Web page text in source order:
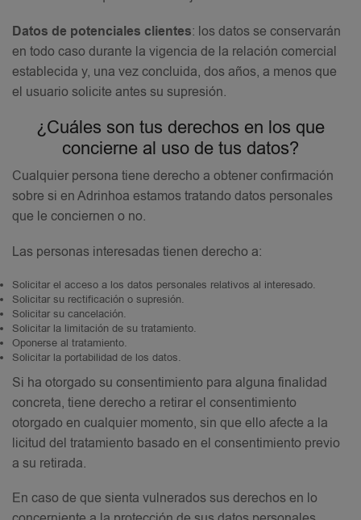
Datos de potenciales clientes: los datos se conservarán
en todo caso durante la vigencia de la relación comercial
establecida y, una vez concluida, dos años, a menos que
el usuario solicite antes su supresión.
¿Cuáles son tus derechos en los que
concierne al uso de tus datos?
Cualquier persona tiene derecho a obtener confirmación
sobre si en Adrinhoa estamos tratando datos personales
que le conciernen o no.
Las personas interesadas tienen derecho a:
Solicitar el acceso a los datos personales relativos al interesado.
Solicitar su rectificación o supresión.
Solicitar su cancelación.
Solicitar la limitación de su tratamiento.
Oponerse al tratamiento.
Solicitar la portabilidad de los datos.
Si ha otorgado su consentimiento para alguna finalidad
concreta, tiene derecho a retirar el consentimiento
otorgado en cualquier momento, sin que ello afecte a la
licitud del tratamiento basado en el consentimiento previo
a su retirada.
En caso de que sienta vulnerados sus derechos en lo